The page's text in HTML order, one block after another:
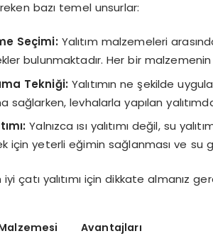
bazı temel unsurlar:
Seçimi: Yalıtım malzemeleri
bulunmaktadır. Her bir
Tekniği: Yalıtımın ne şekilde
sağlarken, levhalarla yapılan
Yalnızca ısı yalıtımı değil, su
için yeterli eğimin sağlanması ve su
iyi çatı yalıtımı için dikkate
Avantajları